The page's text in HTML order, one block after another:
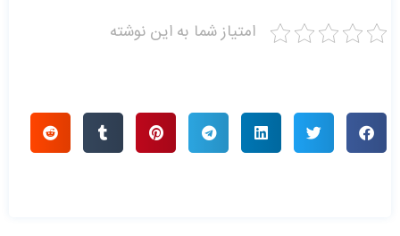
امتیاز شما به این نوشته